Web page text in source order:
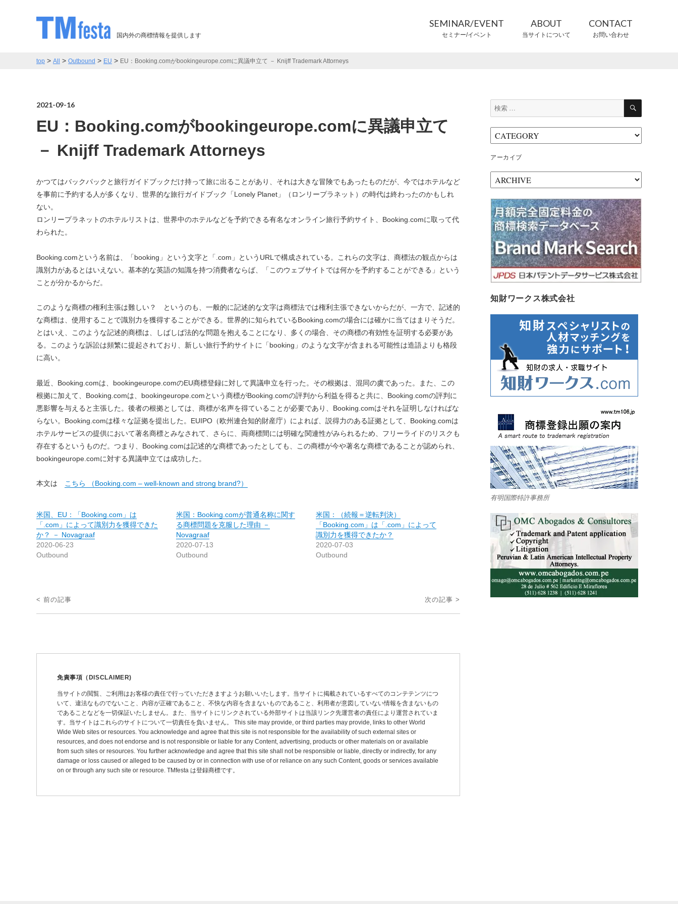
国内外の商標情報を提供します
SEMINAR/EVENT
セミナー/イベント
ABOUT
当サイトについて
CONTACT
お問い合わせ
top > All > Outbound > EU > EU：Booking.comがbookingeurope.comに異議申立て － Knijff Trademark Attorneys
2021-09-16
EU：Booking.comがbookingeurope.comに異議申立て
－ Knijff Trademark Attorneys
かつてはバックパックと旅行ガイドブックだけ持って旅に出ることがあり、それは大きな冒険でもあったものだが、今ではホテルなど
を事前に予約する人が多くなり、世界的な旅行ガイドブック「Lonely Planet」（ロンリープラネット）の時代は終わったのかもしれ
ない。
ロンリープラネットのホテルリストは、世界中のホテルなどを予約できる有名なオンライン旅行予約サイト、Booking.comに取って代
わられた。
Booking.comという名前は、「booking」という文字と「.com」というURLで構成されている。これらの文字は、商標法の観点からは
識別力があるとはいえない。基本的な英語の知識を持つ消費者ならば、「このウェブサイトでは何かを予約することができる」という
ことが分かるからだ。
このような商標の権利主張は難しい？ というのも、一般的に記述的な文字は商標法では権利主張できないからだが、一方で、記述的
な商標は、使用することで識別力を獲得することができる。世界的に知られているBooking.comの場合には確かに当てはまりそうだ。
とはいえ、このような記述的商標は、しばしば法的な問題を抱えることになり、多くの場合、その商標の有効性を証明する必要があ
る。このような訴訟は頻繁に提起されており、新しい旅行予約サイトに「booking」のような文字が含まれる可能性は造語よりも格段
に高い。
最近、Booking.comは、bookingeurope.comのEU商標登録に対して異議申立を行った。その根拠は、混同の虞であった。また、この
根拠に加えて、Booking.comは、bookingeurope.comという商標がBooking.comの評判から利益を得ると共に、Booking.comの評判に
悪影響を与えると主張した。後者の根拠としては、商標が名声を得ていることが必要であり、Booking.comはそれを証明しなければな
らない。Booking.comは様々な証拠を提出した。EUIPO（欧州連合知的財産庁）によれば、説得力のある証拠として、Booking.comは
ホテルサービスの提供において著名商標とみなされて、さらに、両商標間には明確な関連性がみられるため、フリーライドのリスクも
存在するというものだ。つまり、Booking.comは記述的な商標であったとしても、この商標が今や著名な商標であることが認められ、
bookingeurope.comに対する異議申立ては成功した。
本文は こちら （Booking.com – well-known and strong brand?）
米国、EU：「Booking.com」は
「.com」によって識別力を獲得できた
か？ － Novagraaf
2020-06-23
Outbound
米国：Booking.comが普通名称に関す
る商標問題を克服した理由 －
Novagraaf
2020-07-13
Outbound
米国：（続報＝逆転判決）
「Booking.com」は「.com」によって
識別力を獲得できたか？
2020-07-03
Outbound
投
稿
< 前の記事 次の記事 >
免責事項（DISCLAIMER)
当サイトの閲覧、ご利用はお客様の責任で行っていただきますようお願いいたします。当サイトに掲載されているすべてのコンテテンツにつ
いて、違法なものでないこと、内容が正確であること、不快な内容を含まないものであること、利用者が意図していない情報を含まないもの
であることなどを一切保証いたしません。また、当サイトにリンクされている外部サイトは当該リンク先運営者の責任により運営されていま
す。当サイトはこれらのサイトについて一切責任を負いません。 This site may provide, or third parties may provide, links to other World
Wide Web sites or resources. You acknowledge and agree that this site is not responsible for the availability of such external sites or
resources, and does not endorse and is not responsible or liable for any Content, advertising, products or other materials on or available
from such sites or resources. You further acknowledge and agree that this site shall not be responsible or liable, directly or indirectly, for any
damage or loss caused or alleged to be caused by or in connection with use of or reliance on any such Content, goods or services available
on or through any such site or resource. TMfesta は登録商標です。
検
索:
検
アーカイブ
ー
カ
イ
ブ
知財ワークス株式会社
有明国際特許事務所